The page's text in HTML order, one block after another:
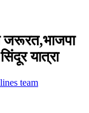
यात्रा
team